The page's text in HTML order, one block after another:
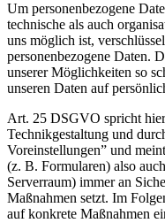
Um personenbezogene
technische als auch
uns möglich ist,
personenbezogene Daten.
unserer Möglichkeiten so
unseren Daten auf
Art. 25 DSGVO spricht
Technikgestaltung und
Voreinstellungen” und
(z. B. Formularen) also
Serverraum) immer an
Maßnahmen setzt. Im
auf konkrete Maßnahmen